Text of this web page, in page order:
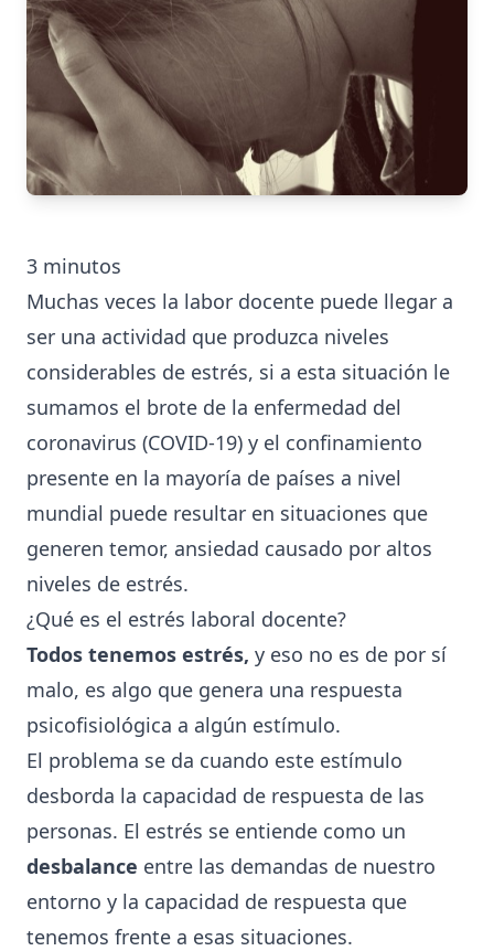
3 minutos
Muchas veces la labor docente puede llegar a
ser una actividad que produzca niveles
considerables de estrés, si a esta situación le
sumamos el brote de la enfermedad del
coronavirus (COVID-19) y el confinamiento
presente en la mayoría de países a nivel
mundial puede resultar en situaciones que
generen temor, ansiedad causado por altos
niveles de estrés.
¿Qué es el estrés laboral docente?
Todos tenemos estrés, y eso no es de por sí
malo, es algo que genera una respuesta
psicofisiológica a algún estímulo.
El problema se da cuando este estímulo
desborda la capacidad de respuesta de las
personas. El estrés se entiende como un
desbalance entre las demandas de nuestro
entorno y la capacidad de respuesta que
tenemos frente a esas situaciones.